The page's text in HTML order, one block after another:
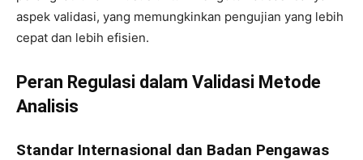
aspek validasi, yang memungkinkan pengujian yang lebih
cepat dan lebih efisien.
Peran Regulasi dalam Validasi Metode
Analisis
Standar Internasional dan Badan Pengawas